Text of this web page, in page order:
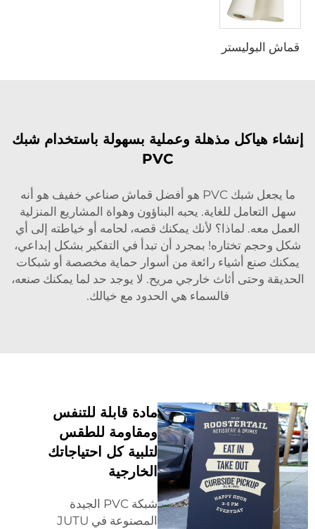
قماش البوليستر
إنشاء هياكل مذهلة وعملية بسهولة باستخدام شبك
PVC
ما يجعل شبك PVC هو أفضل قماش صناعي خفيف هو أنه
سهل التعامل للغاية. يحبه البناؤون وهواة المشاريع المنزلية
العمل معه. لماذا؟ لأنك يمكنك قصه، لحامه أو خياطته إلى أي
شكل وحجم تختاره! بمجرد أن تبدأ في التفكير بشكل إبداعي،
يمكنك صنع أشياء رائعة من أسوار حماية مخصصة أو شبكات
الحديقة وحتى أثاث خارجي مريح. لا يوجد حد لما يمكنك صنعه،
فالسماء هي الحدود مع خيالك.
مادة قابلة للتنفس
ومقاومة للطقس
لتلبية كل احتياجاتك
الخارجية
شبكة PVC الجيدة
المصنوعة في JUTU